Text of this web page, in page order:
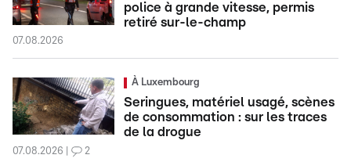
police à grande vitesse, permis
retiré sur-le-champ
07.08.2026
À Luxembourg
Seringues, matériel usagé, scènes
de consommation : sur les traces
de la drogue
07.08.2026 2